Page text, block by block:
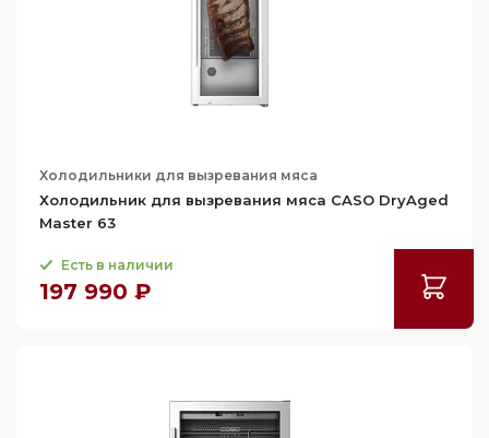
Холодильники для вызревания мяса
Холодильник для вызревания мяса CASO DryAged
Master 63
Есть в наличии
197 990 ₽